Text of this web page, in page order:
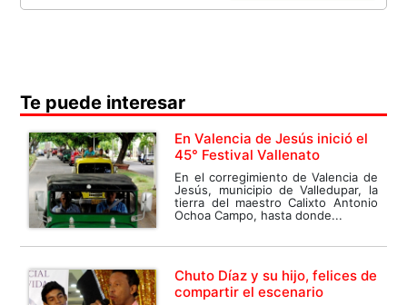
Te puede interesar
En Valencia de Jesús inició el
45° Festival Vallenato
En el corregimiento de Valencia de
Jesús, municipio de Valledupar, la
tierra del maestro Calixto Antonio
Ochoa Campo, hasta donde...
Chuto Díaz y su hijo, felices de
compartir el escenario